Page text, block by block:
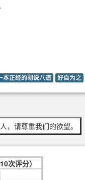
本正经的胡说八道 好自为之
，请尊重我们的欲望。
次评分）